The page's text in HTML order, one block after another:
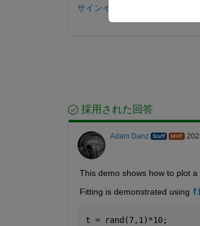
サインインしてコメントする。
採用された回答
Adam Danz
This demo shows how to plot
Fitting is demonstrated using
t = rand(7,1)*10;